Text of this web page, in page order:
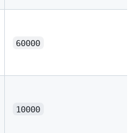
60000
10000